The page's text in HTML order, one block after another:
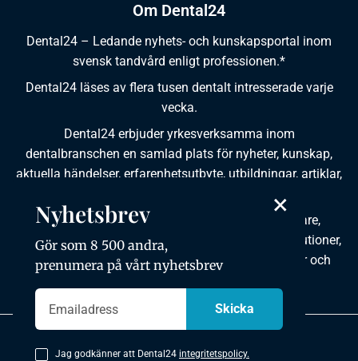
Om Dental24
Dental24 – Ledande nyhets- och kunskapsportal inom
svensk tandvård enligt professionen.*
Dental24 läses av flera tusen dentalt intresserade varje
vecka.
Dental24 erbjuder yrkesverksamma inom
dentalbranschen en samlad plats för nyheter, kunskap,
aktuella händelser, erfarenhetsutbyte, utbildningar, artiklar,
Dental24 produceras i samverkan med tandläkare,
tandhygienister, tandsköterskor, tandtekniker, institutioner,
kursgivare, föreningar, organisationer, leverantörer och
×
Nyhetsbrev
Gör som 8 500 andra,
prenumera på vårt nyhetsbrev
Jag godkänner att Dental24 integritetspolicy.